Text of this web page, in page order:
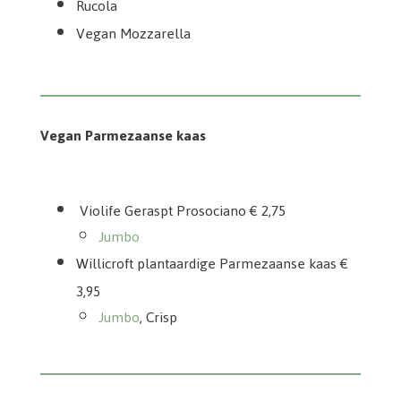
Rucola
Vegan Mozzarella
Vegan Parmezaanse kaas
Violife Geraspt Prosociano € 2,75
Jumbo
Willicroft plantaardige Parmezaanse kaas €
3,95
Jumbo, Crisp